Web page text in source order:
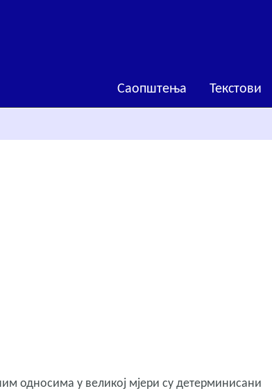
Саопштења Текстови
односима у великој мјери су детерминисани